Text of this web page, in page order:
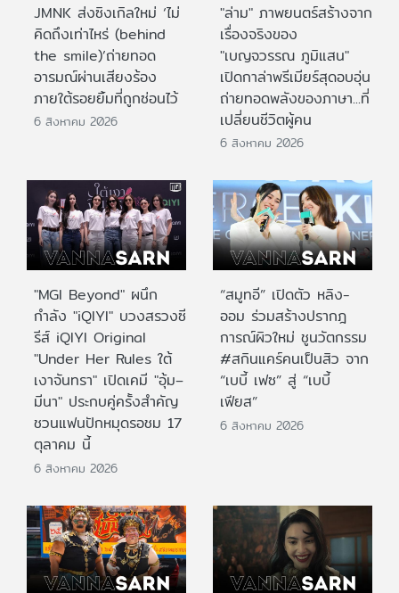
JMNK ส่งซิงเกิลใหม่ ‘ไม่
คิดถึงเท่าไหร่ (behind
the smile)’ถ่ายทอด
อารมณ์ผ่านเสียงร้อง
ภายใต้รอยยิ้มที่ถูกซ่อนไว้
6 สิงหาคม 2026
"ล่าม" ภาพยนตร์สร้างจาก
เรื่องจริงของ
"เบญจวรรณ ภูมิแสน"
เปิดกาล่าพรีเมียร์สุดอบอุ่น
ถ่ายทอดพลังของภาษา...ที่
เปลี่ยนชีวิตผู้คน
6 สิงหาคม 2026
"MGI Beyond" ผนึก
กำลัง "iQIYI" บวงสรวงซี
รีส์ iQIYI Original
"Under Her Rules ใต้
เงาจันทรา" เปิดเคมี "อุ้ม–
มีนา" ประกบคู่ครั้งสำคัญ
ชวนแฟนปักหมุดรอชม 17
ตุลาคม นี้
6 สิงหาคม 2026
“สมูทอี” เปิดตัว หลิง-
ออม ร่วมสร้างปรากฎ
การณ์ผิวใหม่ ชูนวัตกรรม
#สกินแคร์คนเป็นสิว จาก
“เบบี้ เฟซ” สู่ “เบบี้
เฟียส”
6 สิงหาคม 2026